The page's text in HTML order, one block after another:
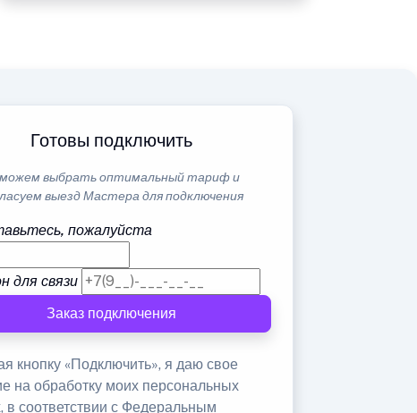
Готовы подключить
выбрать оптимальный тариф и
выезд Мастера для подключения
пожалуйста
для связи
Заказ подключения
кнопку «Подключить», я даю свое
на обработку моих персональных
в соответствии с Федеральным